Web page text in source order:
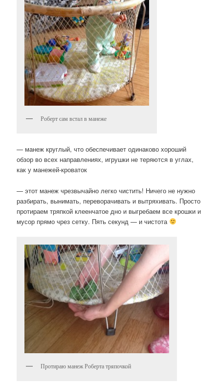
Роберт сам встал в манеже
— манеж круглый, что обеспечивает одинаково хороший
обзор во всех направлениях, игрушки не теряются в углах,
как у манежей-кроваток
— этот манеж чрезвычайно легко чистить! Ничего не нужно
разбирать, вынимать, переворачивать и вытряхивать. Просто
протираем тряпкой клеенчатое дно и выгребаем все крошки и
мусор прямо чрез сетку. Пять секунд — и чистота
Протираю манеж Роберта тряпочкой